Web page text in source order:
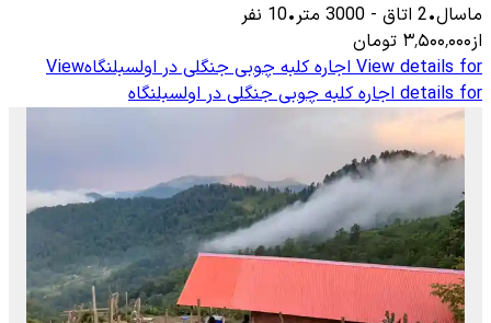
ماسال•
2 اتاق -
3000 متر•
10 نفر
از۳٬۵۰۰٬۰۰۰ تومان
View details for اجاره کلبه چوبی جنگلی در اولسبلنگاهView
details for اجاره کلبه چوبی جنگلی در اولسبلنگاه